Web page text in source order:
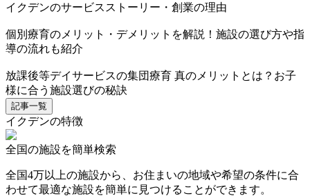
イクデンのサービスストーリー・創業の理由
個別療育のメリット・デメリットを解説！施設の選び方や指
導の流れも紹介
放課後等デイサービスの集団療育 真のメリットとは？お子
様に合う施設選びの秘訣
記事一覧
イクデンの特徴
全国の施設を簡単検索
全国4万以上の施設から、お住まいの地域や希望の条件に合
わせて最適な施設を簡単に見つけることができます。